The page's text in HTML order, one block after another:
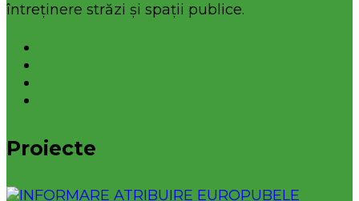
întreținere străzi și spații publice.
Proiecte